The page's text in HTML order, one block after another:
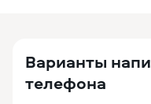
Варианты
телефона